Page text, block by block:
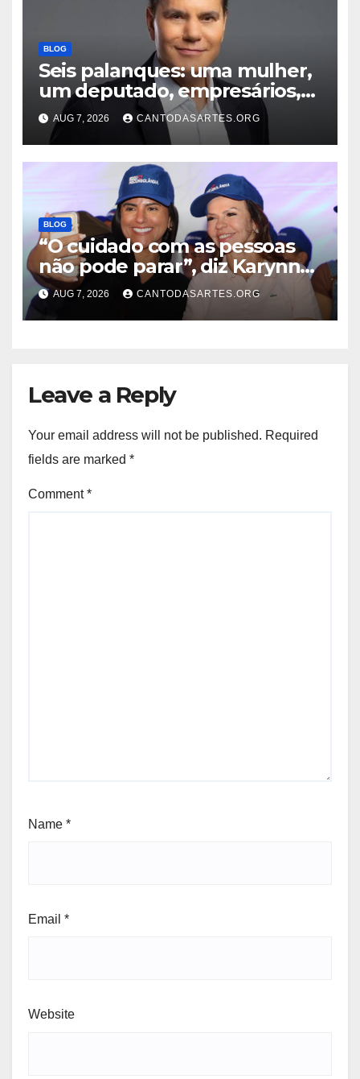
BLOG
Seis palanques: uma mulher,
um deputado, empresários,
professor e vice-governador;
Conheça todos os nomes que
disputam o Governo do TO
AUG 7, 2026 CANTODASARTES.ORG
BLOG
“O cuidado com as pessoas
não pode parar”, diz Karynne
Sotero ao reforçar seu apoio à
professora Dorinha
AUG 7, 2026 CANTODASARTES.ORG
Leave a Reply
Your email address will not be published. Required
fields are marked *
Comment*
Name *
Email *
Website